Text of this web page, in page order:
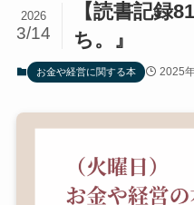
【読書記録
ち。』
2026
3/14
お金や経営に関する本 2025